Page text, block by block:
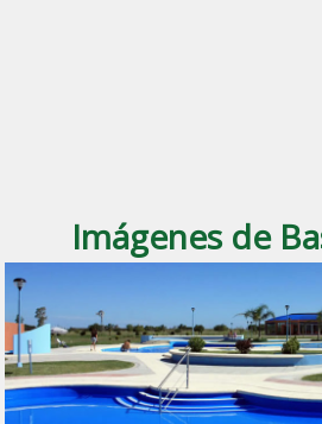
Imágenes de